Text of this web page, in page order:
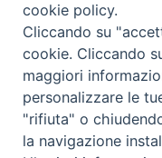
Coordinamento
COPYRIGHT
cookie policy.
Cliccando su
cookie. Cliccando
maggiori
personalizzare le
"rifiuta" o
la navigazione